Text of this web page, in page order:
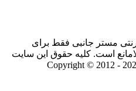
مستر جانبی فقط برای
است. کلیه حقوق این سایت